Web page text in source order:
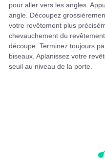
pour aller vers les angles.
angle. Découpez
votre revêtement plus
chevauchement du
découpe. Terminez toujours
biseaux. Aplanissez votre
seuil au niveau de la porte.